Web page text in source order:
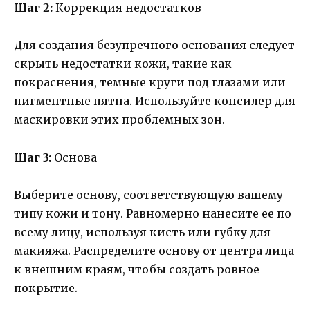
Шаг 2: Коррекция недостатков
Для создания безупречного основания следует
скрыть недостатки кожи, такие как
покраснения, темные круги под глазами или
пигментные пятна. Используйте консилер для
маскировки этих проблемных зон.
Шаг 3: Основа
Выберите основу, соответствующую вашему
типу кожи и тону. Равномерно нанесите ее по
всему лицу, используя кисть или губку для
макияжа. Распределите основу от центра лица
к внешним краям, чтобы создать ровное
покрытие.